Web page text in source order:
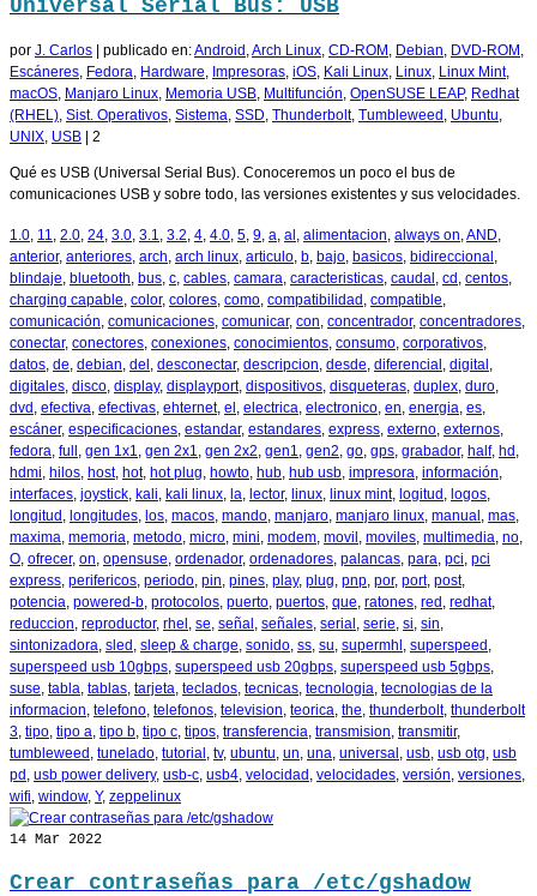
Universal Serial Bus: USB
por J. Carlos publicado en:Android ,Arch Linux, CD-ROM , Debian, DVD-ROM ,
Escáneres, Fedora, Hardware, Impresoras, iOS, Kali Linux, Linux, Linux Mint,
macOS, Manjaro Linux, Memoria USB, Multifunción, OpenSUSE LEAP, Redhat
(RHEL), Sist. Operativos, Sistema, SSD, Thunderbolt, Tumbleweed , Ubuntu,
UNIX, USB 2
Qué es USB (Universal Serial Bus). Conoceremos un poco el bus de
comunicaciones USB y sobre todo, las versiones existentes y sus velocidades.
1.0, 11, 2.0, 24, 3.0, 3.1, 3.2, 4, 4.0, 5, 9, a, al , alimentacion, always on,AND,
anterior, anteriores, arch, arch linux, articulo, b, bajo, basicos, bidireccional ,
blindaje, bluetooth, bus, c, cables, camara, caracteristicas, caudal , cd , centos,
charging capable, color, colores, como, compatibilidad , compatible,
comunicación, comunicaciones, comunicar, con, concentrador, concentradores,
conectar, conectores, conexiones, conocimientos, consumo, corporativos,
datos, de, debian, del , desconectar, descripcion, desde, diferencial , digital ,
digitales, disco, display, displayport, dispositivos, disqueteras, duplex, duro,
dvd , efectiva, efectivas, ehternet, el , electrica, electronico, en, energia, es,
escáner, especificaciones, estandar, estandares, express, externo, externos,
fedora, full , gen 1x1, gen 2x1, gen 2x2, gen1, gen2, go, gps, grabador, half, hd ,
hdmi, hilos, host, hot, hot plug, howto, hub, hub usb, impresora, información,
interfaces, joystick, kali, kali linux, la, lector, linux, linux mint, logitud , logos,
longitud , longitudes, los, macos, mando, manjaro, manjaro linux, manual , mas,
maxima, memoria, metodo, micro, mini, modem, movil , moviles, multimedia, no,
O, ofrecer, on, opensuse, ordenador, ordenadores, palancas, para, pci, pci
express, perifericos, periodo, pin, pines, play, plug, pnp, por, port, post,
potencia, powered-b, protocolos, puerto, puertos, que, ratones, red , redhat,
reduccion, reproductor, rhel , se, señal , señales, serial , serie, si, sin,
sintonizadora, sled , sleep & charge, sonido, ss, su, supermhl , superspeed ,
superspeed usb 10gbps, superspeed usb 20gbps, superspeed usb 5gbps,
suse, tabla, tablas, tarjeta, teclados, tecnicas, tecnologia, tecnologias de la
informacion, telefono, telefonos, television, teorica, the, thunderbolt, thunderbolt
3, tipo, tipo a, tipo b, tipo c, tipos, transferencia, transmision, transmitir,
tumbleweed , tunelado, tutorial , tv, ubuntu, un, una, universal , usb, usb otg, usb
pd , usb power delivery, usb-c, usb4, velocidad , velocidades, versión, versiones,
wifi, window, Y, zeppelinux
14 Mar 2022
Crear contraseñas para /etc/gshadow